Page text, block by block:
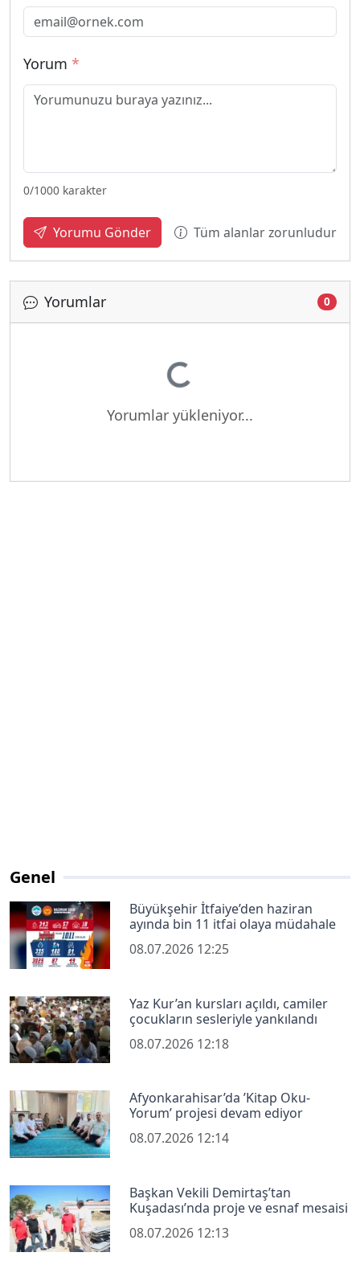
Yorum *
0/1000 karakter
Yorumu Gönder Tüm alanlar zorunludur
Yorumlar 0
Yükleniyor...
Yorumlar yükleniyor...
Genel
Büyükşehir İtfaiye’den haziran
ayında bin 11 itfai olaya müdahale
08.07.2026 12:25
Yaz Kur’an kursları açıldı, camiler
çocukların sesleriyle yankılandı
08.07.2026 12:18
Afyonkarahisar’da ’Kitap Oku-
Yorum’ projesi devam ediyor
08.07.2026 12:14
Başkan Vekili Demirtaş’tan
Kuşadası’nda proje ve esnaf mesaisi
08.07.2026 12:13